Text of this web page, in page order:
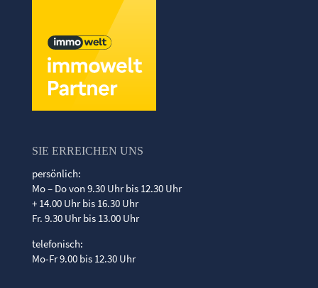
SIE ERREICHEN UNS
persönlich:
Mo – Do von 9.30 Uhr bis 12.30 Uhr
+ 14.00 Uhr bis 16.30 Uhr
Fr. 9.30 Uhr bis 13.00 Uhr
telefonisch:
Mo-Fr 9.00 bis 12.30 Uhr